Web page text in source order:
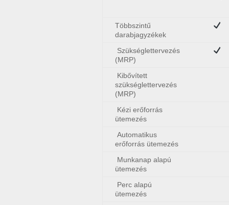
Többszintű
darabjagyzékek
Szükséglettervezés
(MRP)
Kibővített
szükséglettervezés
(MRP)
Kézi erőforrás
ütemezés
Automatikus
erőforrás ütemezés
Munkanap alapú
ütemezés
Perc alapú
ütemezés